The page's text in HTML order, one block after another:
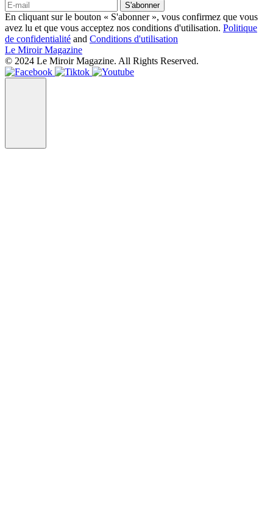
S'abonner
En cliquant sur le bouton « S'abonner », vous confirmez que vous
avez lu et que vous acceptez nos conditions d'utilisation. Politique
de confidentialité and Conditions d'utilisation
Le Miroir Magazine
© 2024 Le Miroir Magazine. All Rights Reserved.